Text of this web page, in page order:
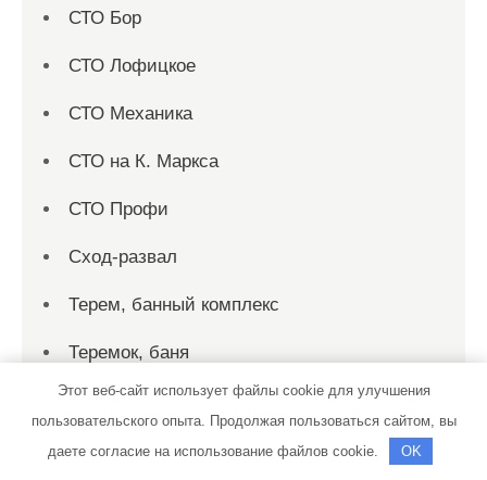
СТО Бор
СТО Лофицкое
СТО Механика
СТО на К. Маркса
СТО Профи
Сход-развал
Терем, банный комплекс
Теремок, баня
Теремок, баня
Территория первых, сауна
Этот веб-сайт использует файлы cookie для улучшения
пользовательского опыта. Продолжая пользоваться сайтом, вы
даете согласие на использование файлов cookie.
OK